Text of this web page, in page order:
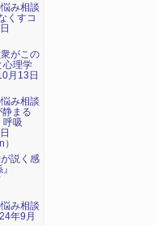
み相談
くすコ
がこの
心理学
月13日
み相談
静まる
呼吸
説く感
み相談
年9月